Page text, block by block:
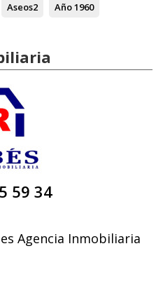
Aseos2 Año1960
59 34
Agencia Inmobiliaria